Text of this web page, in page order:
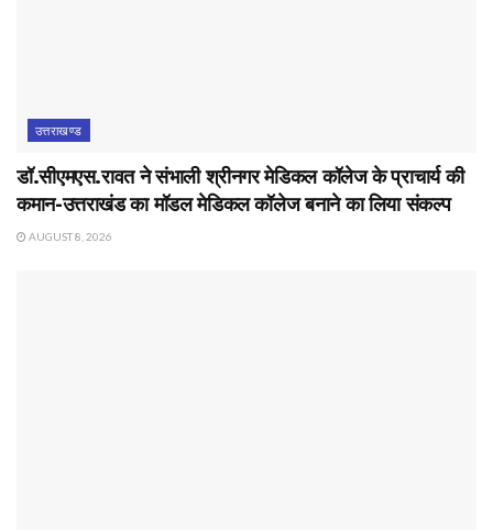
उत्तराखण्ड
डॉ.सीएमएस.रावत ने संभाली श्रीनगर मेडिकल कॉलेज के प्राचार्य की
कमान-उत्तराखंड का मॉडल मेडिकल कॉलेज बनाने का लिया संकल्प
AUGUST 8, 2026